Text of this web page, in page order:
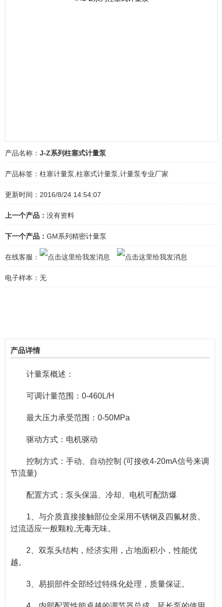
产品名称： J-Z系列柱塞式计量泵
产品标签： 柱塞计量泵,柱塞式计量泵,计量泵专业厂家
更新时间：2016/8/24 14:54:07
上一个产品： 没有资料
下一个产品： GM系列精密计量泵
在线客服：
电子样本： 无
产品详情
计量泵概述：
可调计量范围：0-460L/H
最大压力承受范围：0-50MPa
驱动方式：电机驱动
控制方式：手动、自动控制 (可接收4-20mA信号来调
节流量)
配置方式：泵头保温、冷却、电机可配防爆
1、与介质直接接触部位全采用不锈钢及四氟材质。
过流适应一般颗粒,无毒无味。
2、双泵头结构，经济实用，占地面积小，性能优
越。
3、易损部件全部经过特殊化处理，质量保证。